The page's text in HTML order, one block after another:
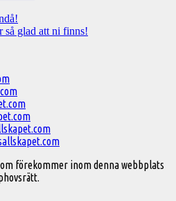
så glad att ni finns!
förekommer inom denna webbplats